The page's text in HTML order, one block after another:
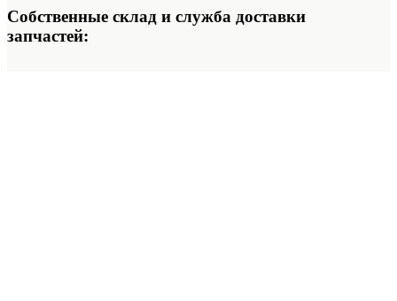
Собственные склад и служба доставки
запчастей: